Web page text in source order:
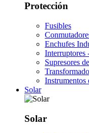
Protección
Fusibles
Enchufes
Interruptores
Supresores
Instrumentos
Solar
Solar